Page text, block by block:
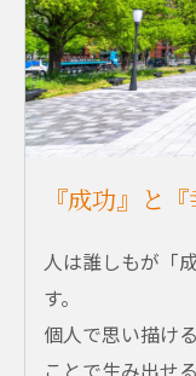
『成功』と『
人は誰しもが「
す。
個人で思い描け
ことで生み出せ